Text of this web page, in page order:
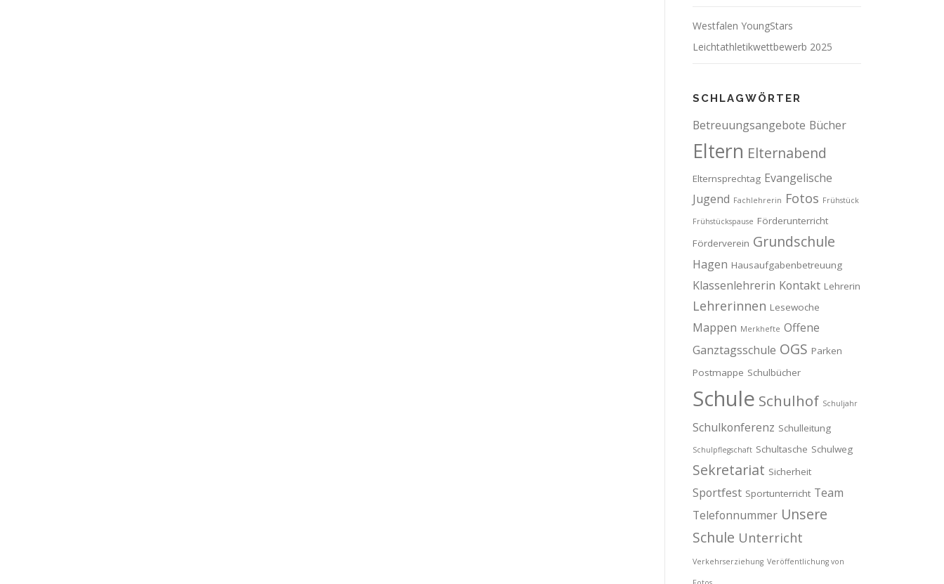
Westfalen YoungStars
Leichtathletikwettbewerb 2025
SCHLAGWÖRTER
Betreuungsangebote Bücher
Eltern Elternabend
Elternsprechtag Evangelische
Jugend Fachlehrerin Fotos Frühstück
Frühstückspause Förderunterricht
Förderverein Grundschule
Hagen Hausaufgabenbetreuung
Klassenlehrerin Kontakt Lehrerin
Lehrerinnen Lesewoche
Mappen Merkhefte Offene
Ganztagsschule OGS Parken
Postmappe Schulbücher
Schule Schulhof Schuljahr
Schulkonferenz Schulleitung
Schulpflegschaft Schultasche Schulweg
Sekretariat Sicherheit
Sportfest Sportunterricht Team
Telefonnummer Unsere
Schule Unterricht
Verkehrserziehung Veröffentlichung von